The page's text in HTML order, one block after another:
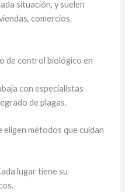
situación, y suelen
comercios,
de control biológico en
con especialistas
de plagas.
eligen métodos que cuidan
lugar tiene su